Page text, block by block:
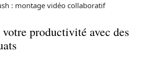
: montage vidéo collaboratif
productivité avec des